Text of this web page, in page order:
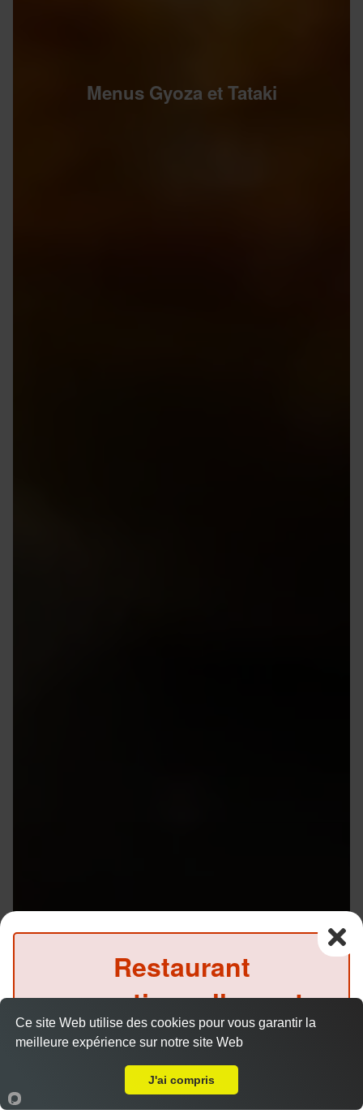
Menus Gyoza et Tataki
Menu V1 - Gyoza
14.50 €
6 gyozas, 8 California saumon avocat, 1 soupe et 1
salade.
Accueil Panier Compte
Restaurant
exceptionnellement
fermé ce soir
(Précommande possible)
Ce site Web utilise des cookies pour vous garantir la
meilleure expérience sur notre site Web
J'ai compris